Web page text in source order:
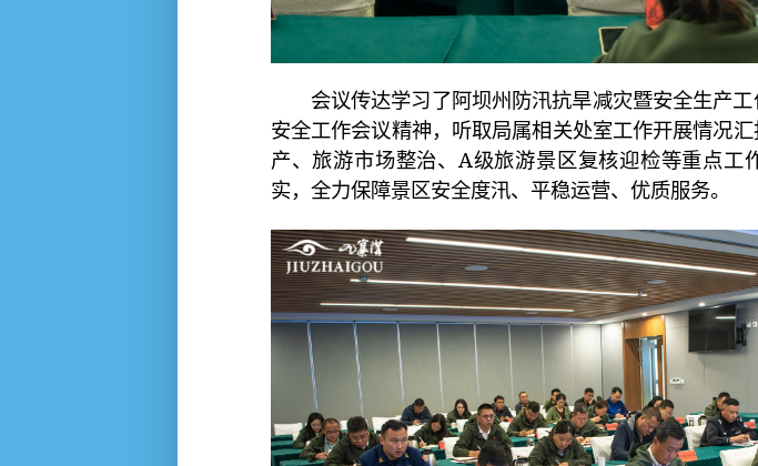
会议传达学习了阿坝州防汛抗旱减灾暨安全生产工
安全工作会议精神，听取局属相关处室工作开展情况
产、旅游市场整治、A级旅游景区复核迎检等重点工
实，全力保障景区安全度汛、平稳运营、优质服务。